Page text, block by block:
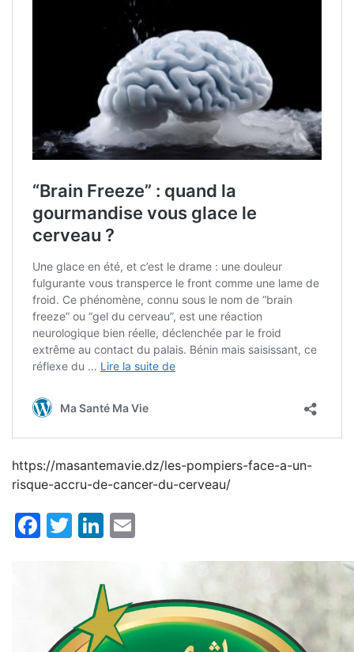
https://masantemavie.dz/les-pompiers-face-a-un-
risque-accru-de-cancer-du-cerveau/
Facebook
TwitterLinkedIn